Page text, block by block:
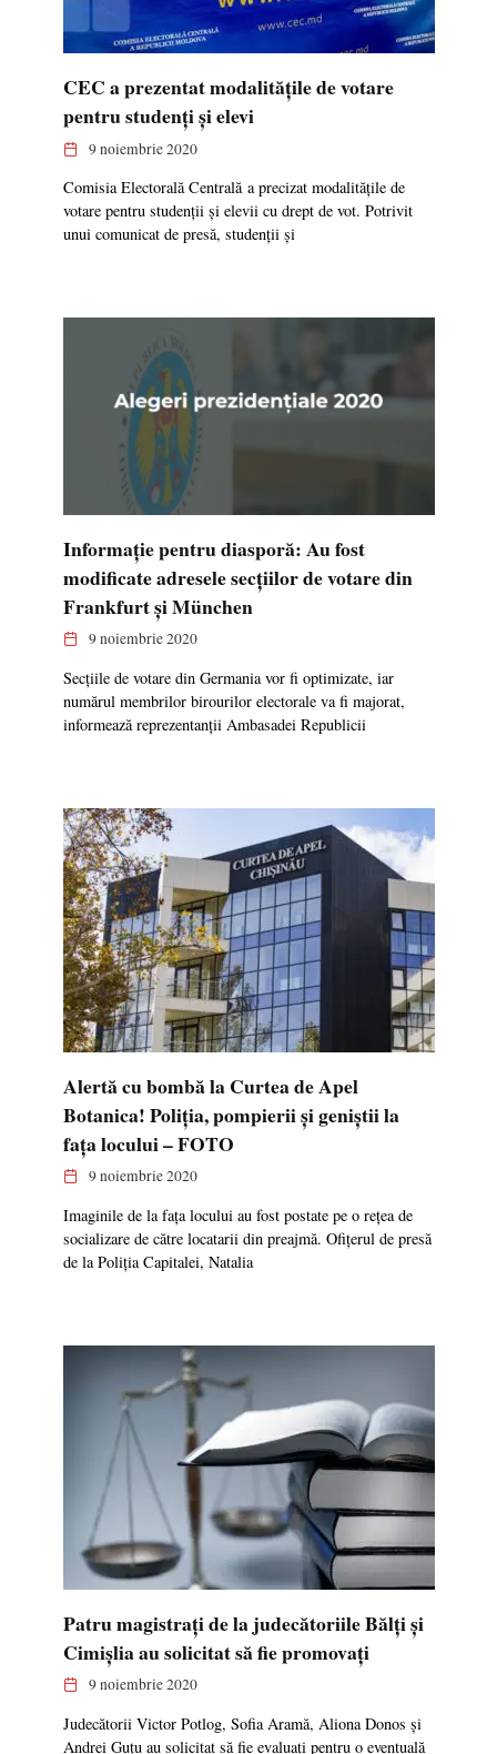
CEC a prezentat modalitățile de votare
pentru studenți și elevi
9 noiembrie 2020
Comisia Electorală Centrală a precizat modalitățile de
votare pentru studenții și elevii cu drept de vot. Potrivit
unui comunicat de presă, studenții și
Informație pentru diasporă: Au fost
modificate adresele secțiilor de votare din
Frankfurt și München
9 noiembrie 2020
Secțiile de votare din Germania vor fi optimizate, iar
numărul membrilor birourilor electorale va fi majorat,
informează reprezentanții Ambasadei Republicii
Alertă cu bombă la Curtea de Apel
Botanica! Poliția, pompierii și geniștii la
fața locului – FOTO
9 noiembrie 2020
Imaginile de la fața locului au fost postate pe o rețea de
socializare de către locatarii din preajmă. Ofițerul de presă
de la Poliția Capitalei, Natalia
Patru magistrați de la judecătoriile Bălți și
Cimișlia au solicitat să fie promovați
9 noiembrie 2020
Judecătorii Victor Potlog, Sofia Aramă, Aliona Donos și
Andrei Guțu au solicitat să fie evaluați pentru o eventuală